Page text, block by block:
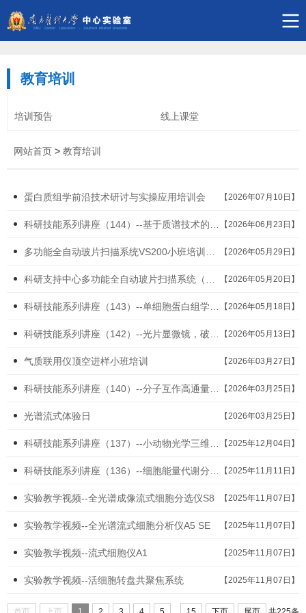
教育培训
培训预告 线上课堂
网站首页 > 教育培训
蛋白质组学前沿技术研讨与实操应用培训会 【2026年07月10日】
【2026年06月23日】
【2026年05月29日】
【2026年05月20日】
【2026年05月18日】
【2026年05月13日】
气质联用仪顶空进样小班培训 【2026年03月27日】
【2026年03月25日】
光谱流式体验日 【2026年03月25日】
【2025年12月04日】
【2025年11月11日】
实验教学视频--全光谱成像流式细胞分选仪S8 【2025年11月07日】
实验教学视频--全光谱流式细胞分析仪A5 SE 【2025年11月07日】
实验教学视频--流式细胞仪A1 【2025年11月07日】
实验教学视频--活细胞转盘共聚焦系统 【2025年11月07日】